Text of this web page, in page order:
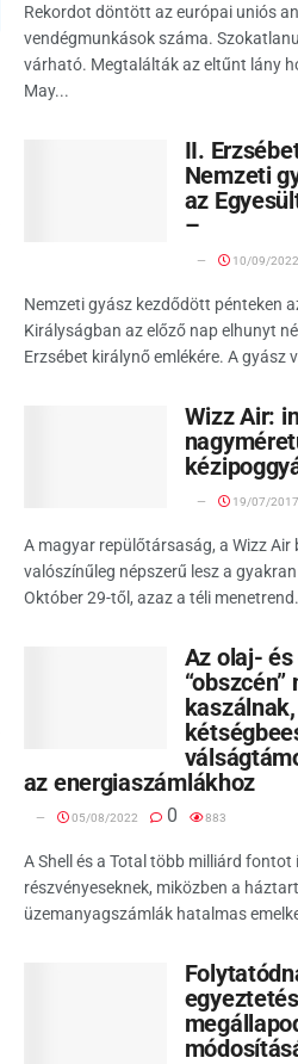
Rekordot döntött az európai uniós
vendégmunkások száma.
várható. Megtalálták az eltűnt lány
May...
II.
Nemzeti
az
–
10/09/2022
Nemzeti gyász kezdődött pénteken
Királyságban az előző nap elhunyt
Erzsébet királynő emlékére. A gyász
Wizz Air:
19/07/2017
A magyar repülőtársaság, a Wizz Air
valószínűleg népszerű lesz a
Október 29-től, azaz a téli
Az olaj-
az energiaszámlákhoz
05/08/2022 0 883
A Shell és a Total több milliárd fontot
részvényeseknek, miközben a
üzemanyagszámlák hatalmas